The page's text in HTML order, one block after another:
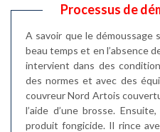
Processus de
A savoir que le démoussage
beau temps et en l’absence
intervient dans des
des normes et avec des
couvreur Nord Artois
l’aide d’une brosse.
produit fongicide. Il rince